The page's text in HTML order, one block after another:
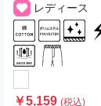
レディース
￥5,159(税込)